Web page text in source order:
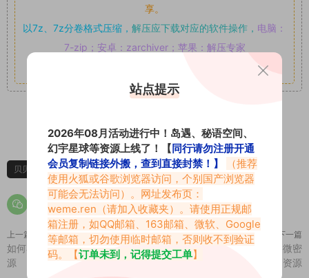
享。
以7z、7z分卷格式压缩， 解压应下载对应的软件操作， 电脑：
7-zip；安卓：zarchiver；苹果：解压专家
1 0
贝贝酱 贝贝酱微密圈
上一篇
如何看待抖音网红甜子哟微密圈资
源
下一篇
如何看待抖音网红水野小亚美微密
圈资源
站点提示
2026年08月活动进行中！岛遇、秘语空间、
幻宇星球等资源上线了！【同行请勿注册开通
会员复制链接外搬，查到直接封禁！】
（推荐
使用火狐或谷歌浏览器访问，个别国产浏览器
可能会无法访问）。网址发布页：
weme.ren （请加入收藏夹）。请使用正规邮
箱注册，如QQ邮箱、163邮箱、微软、Google
等邮箱，切勿使用临时邮箱，否则收不到验证
码。【订单未到，记得提交工单】